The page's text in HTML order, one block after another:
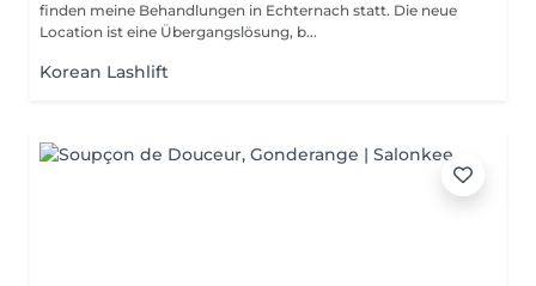
finden meine Behandlungen in Echternach statt. Die neue
Location ist eine Übergangslösung, b...
Korean Lashlift